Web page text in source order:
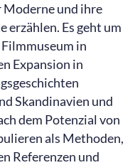
Moderne und ihre
erzählen. Es geht um
in
Expansion in
Skandinavien und
dem Potenzial von
als Methoden,
Referenzen und